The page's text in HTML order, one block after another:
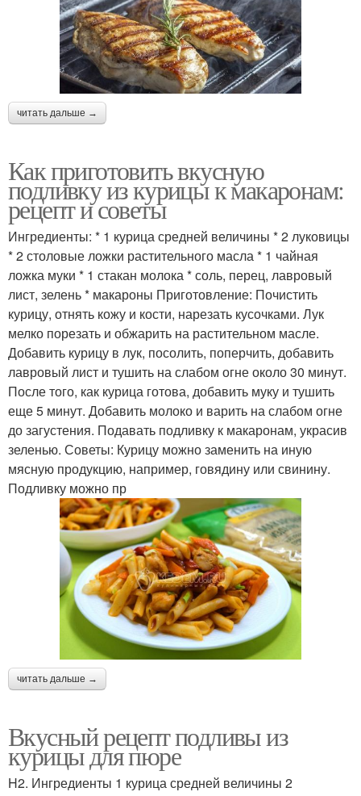
читать дальше →
Как приготовить вкусную
подливку из курицы к макаронам:
рецепт и советы
Ингредиенты: * 1 курица средней величины * 2 луковицы
* 2 столовые ложки растительного масла * 1 чайная
ложка муки * 1 стакан молока * соль, перец, лавровый
лист, зелень * макароны Приготовление: Почистить
курицу, отнять кожу и кости, нарезать кусочками. Лук
мелко порезать и обжарить на растительном масле.
Добавить курицу в лук, посолить, поперчить, добавить
лавровый лист и тушить на слабом огне около 30 минут.
После того, как курица готова, добавить муку и тушить
еще 5 минут. Добавить молоко и варить на слабом огне
до загустения. Подавать подливку к макаронам, украсив
зеленью. Советы: Курицу можно заменить на иную
мясную продукцию, например, говядину или свинину.
Подливку можно пр
читать дальше →
Вкусный рецепт подливы из
курицы для пюре
H2. Ингредиенты 1 курица средней величины 2